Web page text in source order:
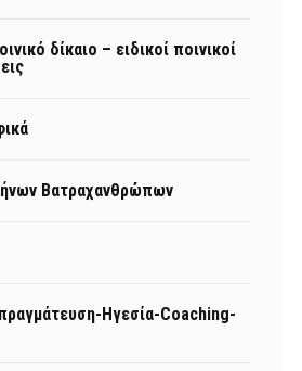
δίκαιο – ειδικοί ποινικοί
Βατραχανθρώπων
Ηγεσία-Coaching-